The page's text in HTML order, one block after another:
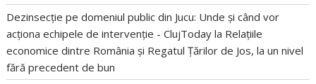
Dezinsecție pe domeniul public din Jucu: Unde și când vor
acționa echipele de intervenție - ClujToday la Relațiile
economice dintre România și Regatul Țărilor de Jos, la un nivel
fără precedent de bun